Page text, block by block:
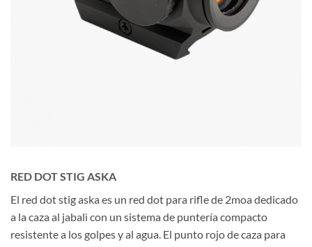
RED DOT STIG ASKA
El red dot stig aska es un red dot para rifle de 2moa dedicado
a la caza al jabalì con un sistema de puntería compacto
resistente a los golpes y al agua. El punto rojo de caza para